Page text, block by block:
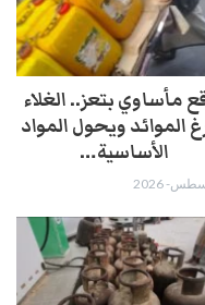
مأساوي بتعز.. الغلاء
الموائد ويحول المواد
الأساسية…